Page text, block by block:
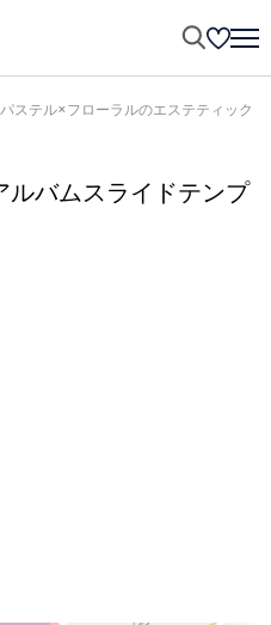
パステル×フローラルのエステティック
バムスライドテンプ